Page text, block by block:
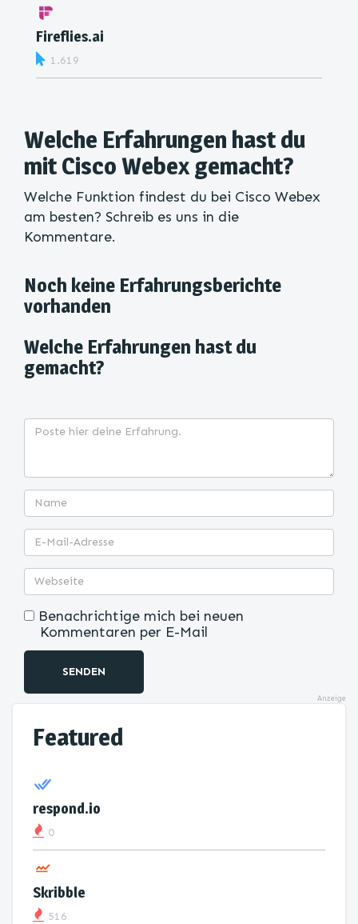
Fireflies.ai
1.619
Welche Erfahrungen hast du
mit Cisco Webex gemacht?
Welche Funktion findest du bei Cisco Webex
am besten? Schreib es uns in die
Kommentare.
Noch keine Erfahrungsberichte
vorhanden
Welche Erfahrungen hast du
gemacht?
Benachrichtige mich bei neuen
Kommentaren per E-Mail
SENDEN
Anzeige
Featured
respond.io
0
Skribble
516